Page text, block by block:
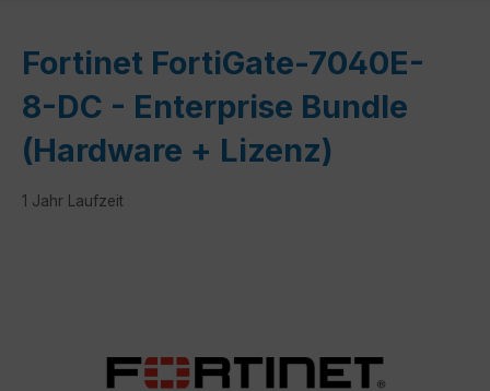
Fortinet FortiGate-7040E-
8-DC - Enterprise Bundle
(Hardware + Lizenz)
1 Jahr Laufzeit